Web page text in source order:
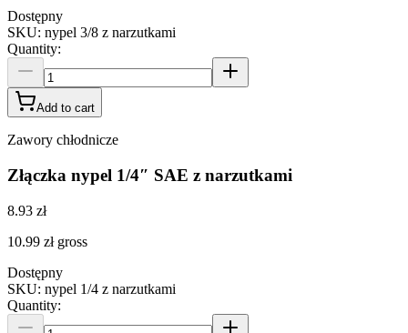
Dostępny
SKU: nypel 3/8 z narzutkami
Quantity:
Add to cart
Zawory chłodnicze
Złączka nypel 1/4″ SAE z narzutkami
8.93 zł
10.99 zł gross
Dostępny
SKU: nypel 1/4 z narzutkami
Quantity: